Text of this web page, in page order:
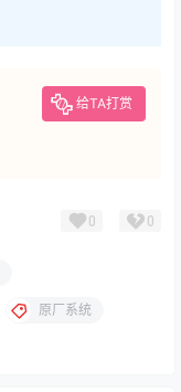
给TA打赏
0 0
原厂系统